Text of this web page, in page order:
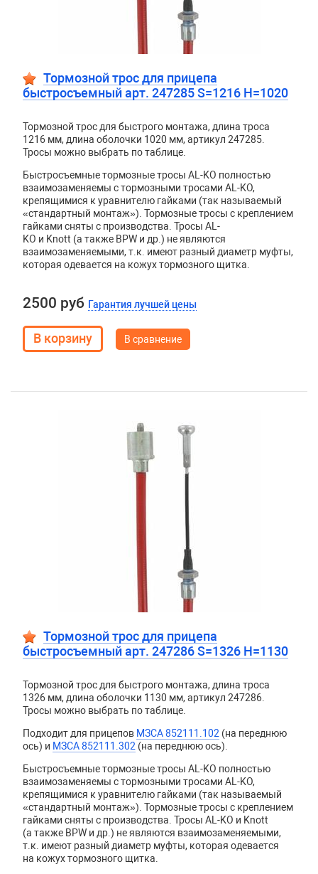
Тормозной трос для прицепа
быстросъемный арт. 247285 S=1216 H=1020
Тормозной трос для быстрого монтажа, длина троса
1216 мм, длина оболочки 1020 мм, артикул 247285.
Тросы можно выбрать по таблице.
Быстросъемные тормозные тросы AL-KO полностью
взаимозаменяемы с тормозными тросами AL-KO,
крепящимися к уравнителю гайками (так называемый
«стандартный монтаж»). Тормозные тросы с креплением
гайками сняты с производства. Тросы AL -
KO и Knott (а также BPW и др.) не являются
взаимозаменяемыми, т.к. имеют разный диаметр муфты,
которая одевается на кожух тормозного щитка.
2500 руб Гарантия лучшей цены
В сравнение
Тормозной трос для прицепа
быстросъемный арт. 247286 S=1326 H=1130
Тормозной трос для быстрого монтажа, длина троса
1326 мм, длина оболочки 1130 мм, артикул 247286.
Тросы можно выбрать по таблице.
Подходит для прицепов МЗСА 852111.102 (на переднюю
ось) и МЗСА 852111.302 (на переднюю ось).
Быстросъемные тормозные тросы AL-KO полностью
взаимозаменяемы с тормозными тросами AL-KO,
крепящимися к уравнителю гайками (так называемый
«стандартный монтаж»). Тормозные тросы с креплением
гайками сняты с производства. Тросы AL -KO и Knott
(а также BPWи др.) не являются взаимозаменяемыми,
т.к. имеют разный диаметр муфты, которая одевается
на кожух тормозного щитка.